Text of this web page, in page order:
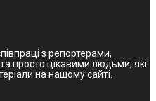
з репортерами,
просто цікавими людьми, які
на нашому сайті.